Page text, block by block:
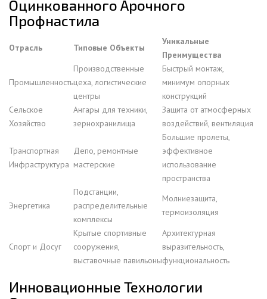
Оцинкованного Арочного
Профнастила
Отрасль Типовые Объекты
Уникальные
Преимущества
Промышленность
Производственные
цеха, логистические
центры
Быстрый монтаж,
минимум опорных
конструкций
Сельское
Хозяйство
Ангары для техники,
зернохранилища
Защита от атмосферных
воздействий, вентиляция
Транспортная
Инфраструктура
Депо, ремонтные
мастерские
Большие пролеты,
эффективное
использование
пространства
Энергетика
Подстанции,
распределительные
комплексы
Молниезащита,
термоизоляция
Спорт и Досуг
Крытые спортивные
сооружения,
выставочные павильоны
Архитектурная
выразительность,
функциональность
Инновационные Технологии